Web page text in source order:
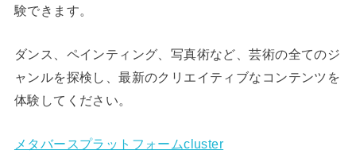
験できます。
ダンス、ペインティング、写真術など、芸術の全てのジ
ャンルを探検し、最新のクリエイティブなコンテンツを
体験してください。
メタバースプラットフォームcluster